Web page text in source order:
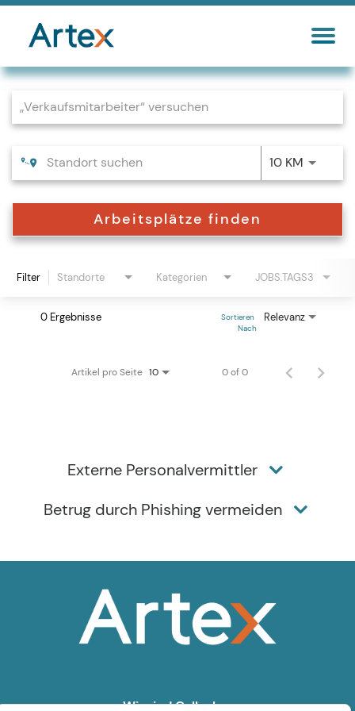
Job Search Page
10 KM
Arbeitsplätze finden
Filter Standorte Kategorien JOBS.TAGS3
0 Ergebnisse Relevanz
Sortieren
Nach
Artikel pro Seite 10 0 of 0
Externe Personalvermittler
Betrug durch Phishing vermeiden
Wir sind Gallagher